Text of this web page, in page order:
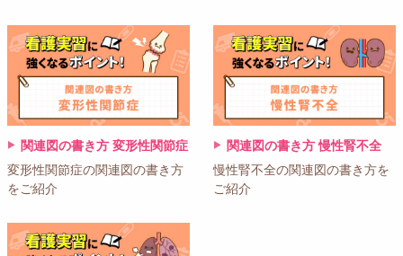
関連図の書き方 変形性関節症
変形性関節症の関連図の書き方
をご紹介
関連図の書き方 慢性腎不全
慢性腎不全の関連図の書き方を
ご紹介